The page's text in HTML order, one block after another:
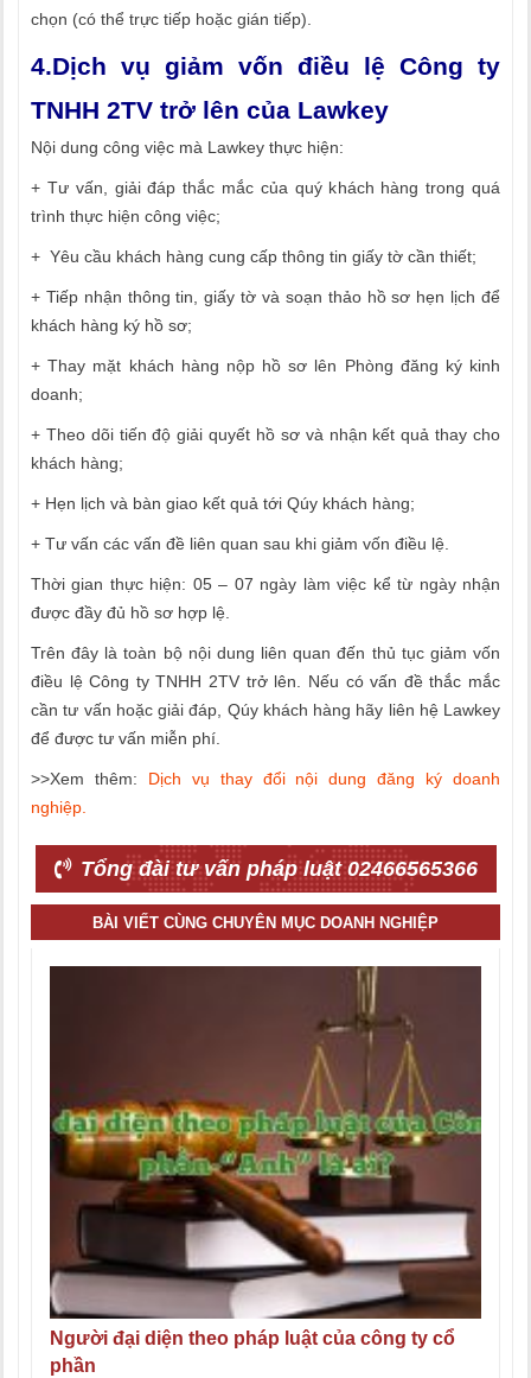
chọn (có thể trực tiếp hoặc gián tiếp).
4.Dịch vụ giảm vốn điều lệ Công ty
TNHH 2TV trở lên của Lawkey
Nội dung công việc mà Lawkey thực hiện:
+ Tư vấn, giải đáp thắc mắc của quý khách hàng trong quá
trình thực hiện công việc;
+ Yêu cầu khách hàng cung cấp thông tin giấy tờ cần thiết;
+ Tiếp nhận thông tin, giấy tờ và soạn thảo hồ sơ hẹn lịch để
khách hàng ký hồ sơ;
+ Thay mặt khách hàng nộp hồ sơ lên Phòng đăng ký kinh
doanh;
+ Theo dõi tiến độ giải quyết hồ sơ và nhận kết quả thay cho
khách hàng;
+ Hẹn lịch và bàn giao kết quả tới Qúy khách hàng;
+ Tư vấn các vấn đề liên quan sau khi giảm vốn điều lệ.
Thời gian thực hiện: 05 – 07 ngày làm việc kể từ ngày nhận
được đầy đủ hồ sơ hợp lệ.
Trên đây là toàn bộ nội dung liên quan đến thủ tục giảm vốn
điều lệ Công ty TNHH 2TV trở lên. Nếu có vấn đề thắc mắc
cần tư vấn hoặc giải đáp, Qúy khách hàng hãy liên hệ Lawkey
để được tư vấn miễn phí.
>>Xem thêm: Dịch vụ thay đổi nội dung đăng ký doanh
nghiệp.
Tổng đài tư vấn pháp luật 02466565366
BÀI VIẾT CÙNG CHUYÊN MỤC DOANH NGHIỆP
Người đại diện theo pháp luật của công ty cổ
phần